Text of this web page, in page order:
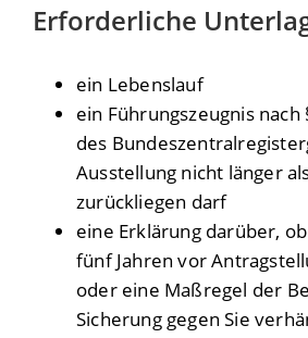
Erforderliche
ein Lebenslauf
ein Führungszeugnis nach
des
Ausstellung nicht länger
zurückliegen darf
eine Erklärung darüber,
fünf Jahren vor
oder eine Maßregel der
Sicherung gegen Sie